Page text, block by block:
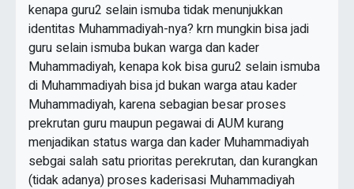
kenapa guru2 selain ismuba tidak menunjukkan
identitas Muhammadiyah-nya? krn mungkin bisa jadi
guru selain ismuba bukan warga dan kader
Muhammadiyah, kenapa kok bisa guru2 selain ismuba
di Muhammadiyah bisa jd bukan warga atau kader
Muhammadiyah, karena sebagian besar proses
prekrutan guru maupun pegawai di AUM kurang
menjadikan status warga dan kader Muhammadiyah
sebgai salah satu prioritas perekrutan, dan kurangkan
(tidak adanya) proses kaderisasi Muhammadiyah